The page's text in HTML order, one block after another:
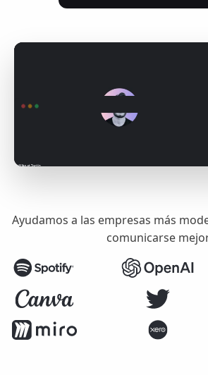
Ayudamos a las empresas más
comunicarse